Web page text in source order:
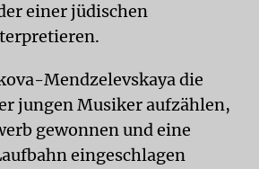
einer jüdischen
Mendzelevskaya die
jungen Musiker aufzählen,
gewonnen und eine
eingeschlagen